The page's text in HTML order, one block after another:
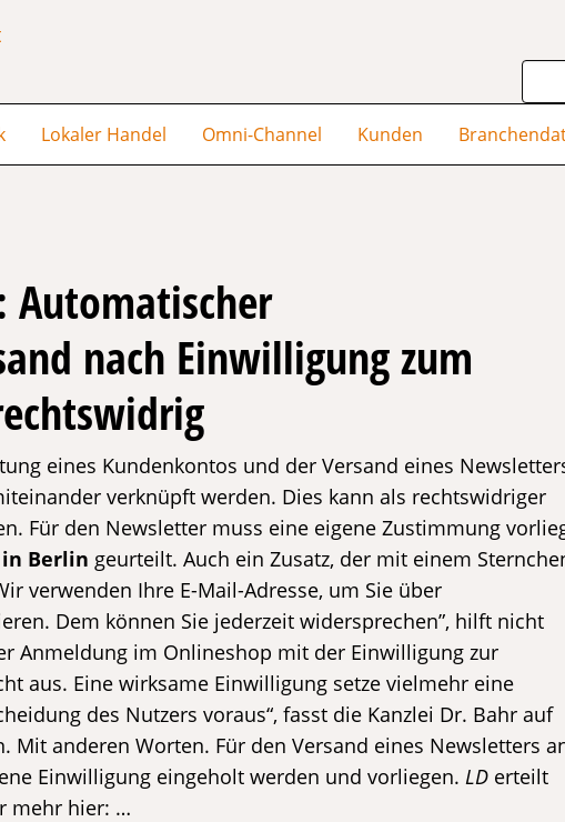
Lokaler Handel Omni-Channel Kunden
Automatischer
nach Einwilligung zum
eines Kundenkontos und der Versand eines
verknüpft werden. Dies kann als rechtswidriger
Für den Newsletter muss eine eigene Zustimmung
Berlin geurteilt. Auch ein Zusatz, der mit einem
verwenden Ihre E-Mail-Adresse, um Sie über
Dem können Sie jederzeit widersprechen”, hilft nicht
Anmeldung im Onlineshop mit der Einwilligung zur
aus. Eine wirksame Einwilligung setze vielmehr eine
des Nutzers voraus“, fasst die Kanzlei Dr. Bahr auf
Mit anderen Worten. Für den Versand eines Newsletters
Einwilligung eingeholt werden und vorliegen. LD erteilt
mehr hier: …